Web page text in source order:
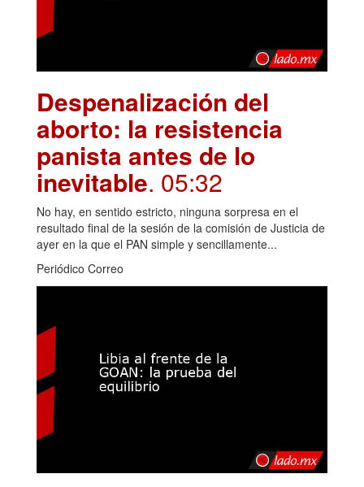
Despenalización del
aborto: la resistencia
panista antes de lo
inevitable. 05:32
No hay, en sentido estricto, ninguna sorpresa en el
resultado final de la sesión de la comisión de Justicia de
ayer en la que el PAN simple y sencillamente...
Periódico Correo